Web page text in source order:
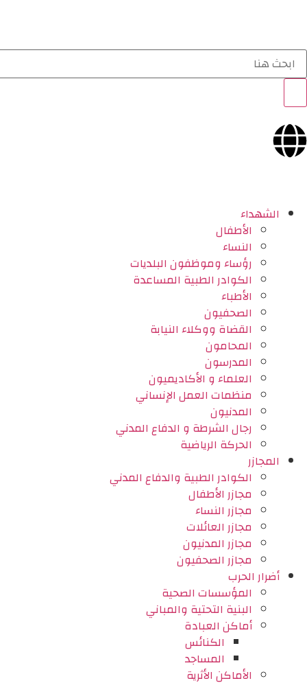
الشهداء
الأطفال
النساء
رؤساء وموظفون البلديات
الكوادر الطبية المساعدة
الأطباء
الصحفيون
القضاة ووكلاء النيابة
المحامون
المدرسون
العلماء و الأكاديميون
منظمات العمل الإنساني
المدنيون
رجال الشرطة و الدفاع المدني
الحركة الرياضية
المجازر
الكوادر الطبية والدفاع المدني
مجازر الأطفال
مجازر النساء
مجازر العائلات
مجازر المدنيون
مجازر الصحفيون
أضرار الحرب
المؤسسات الصحية
البنية التحتية والمباني
أماكن العبادة
الكنائس
المساجد
الأماكن الأثرية